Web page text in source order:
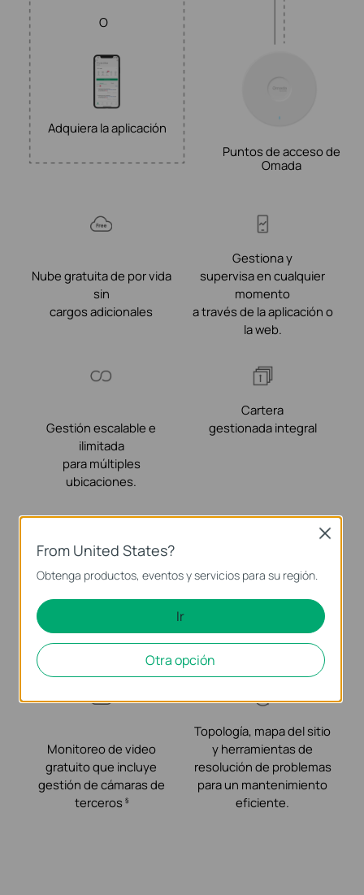
O
Adquiera la aplicación
Puntos de acceso de
Omada
Nube gratuita de por vida
sin
cargos adicionales
Gestiona y
supervisa en cualquier
momento
a través de la aplicación o
la web.
Gestión escalable e
ilimitada
para múltiples
ubicaciones.
Cartera
gestionada integral
Configuración súper
sencilla
con
identificación automática
del dispositivo
Redes fáciles de usar para
videovigilancia, incluyendo
cámara.
Monitoreo de video
gratuito que incluye
gestión de cámaras de
terceros §
Topología, mapa del sitio
y herramientas de
resolución de problemas
para un mantenimiento
eficiente.
From United States?
Obtenga productos, eventos y servicios para su región.
Ir
Otra opción
Close